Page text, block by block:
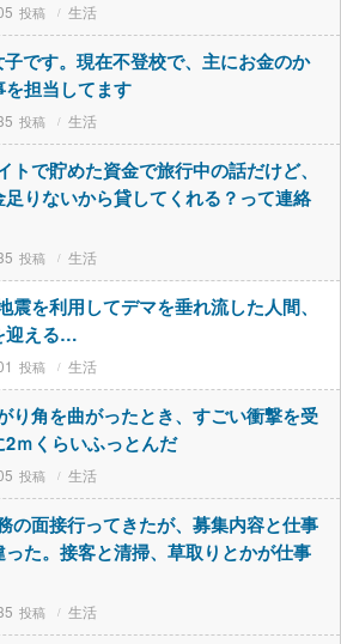
生活
です。現在不登校で、主にお金のか
担当してます
生活
トで貯めた資金で旅行中の話だけど、
足りないから貸してくれる？って連絡
生活
震を利用してデマを垂れ流した人間、
迎える…
生活
り角を曲がったとき、すごい衝撃を受
ｍくらいふっとんだ
生活
の面接行ってきたが、募集内容と仕事
った。接客と清掃、草取りとかが仕事
生活